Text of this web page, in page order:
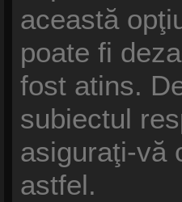
această
poate fi
fost atins.
subiectul
asiguraţi-vă
astfel.